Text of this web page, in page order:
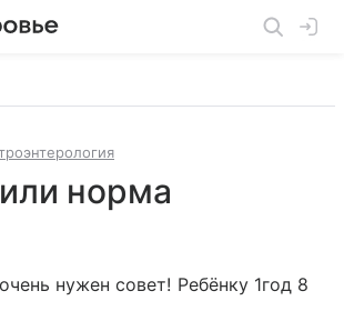
норма
нужен совет! Ребёнку 1год 8